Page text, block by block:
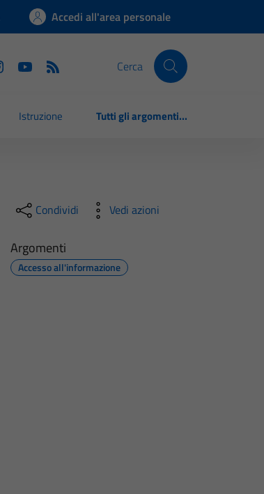
attiva: Accedi all'area personale
Cerca
Istruzione Tutti gli argomenti...
Condividi Vedi azioni
Argomenti
Accesso all'informazione